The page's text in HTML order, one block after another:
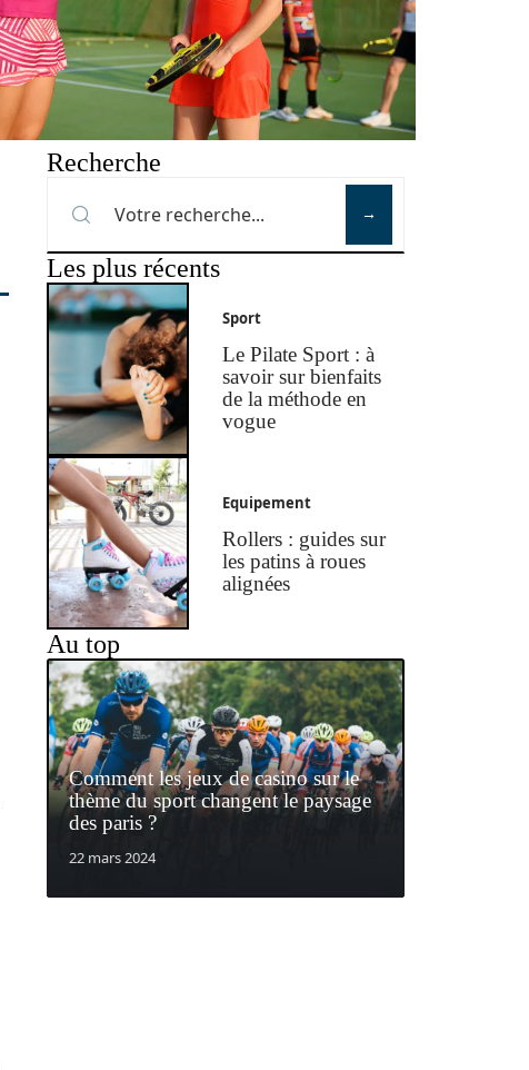
Recherche
Les plus récents
Sport
Le Pilate Sport : à
savoir sur bienfaits
de la méthode en
vogue
Equipement
Rollers : guides sur
les patins à roues
alignées
Au top
Comment les jeux de casino sur le
thème du sport changent le paysage
des paris ?
22 mars 2024